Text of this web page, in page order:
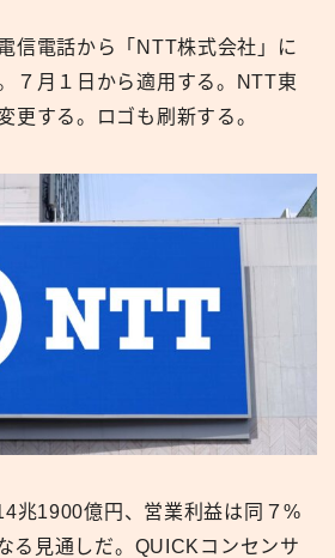
信電話から「NTT株式会社」に
７月１日から適用する。NTT東
更する。ロゴも刷新する。
兆1900億円、営業利益は同７%
る見通しだ。QUICKコンセンサ